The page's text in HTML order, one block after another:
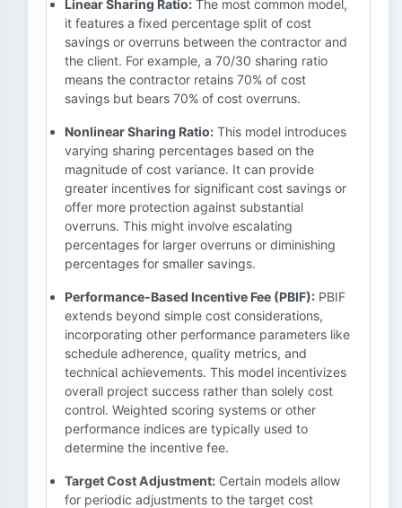
Linear Sharing Ratio: The most common model,
it features a fixed percentage split of cost
savings or overruns between the contractor and
the client. For example, a 70/30 sharing ratio
means the contractor retains 70% of cost
savings but bears 70% of cost overruns.
Nonlinear Sharing Ratio: This model introduces
varying sharing percentages based on the
magnitude of cost variance. It can provide
greater incentives for significant cost savings or
offer more protection against substantial
overruns. This might involve escalating
percentages for larger overruns or diminishing
percentages for smaller savings.
Performance-Based Incentive Fee (PBIF): PBIF
extends beyond simple cost considerations,
incorporating other performance parameters like
schedule adherence, quality metrics, and
technical achievements. This model incentivizes
overall project success rather than solely cost
control. Weighted scoring systems or other
performance indices are typically used to
determine the incentive fee.
Target Cost Adjustment: Certain models allow
for periodic adjustments to the target cost